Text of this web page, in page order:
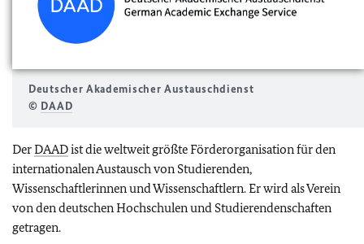
Deutscher Akademischer Austauschdienst
© DAAD
DerDAADist die weltweit größte Förderorganisation für den
internationalen Austausch von Studierenden,
Wissenschaftlerinnen und Wissenschaftlern. Er wird als Verein
von den deutschen Hochschulen und Studierendenschaften
getragen.